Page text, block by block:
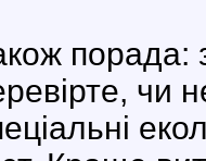
порада:
чи